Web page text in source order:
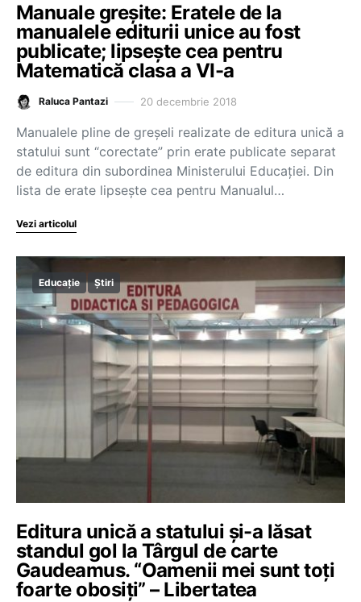
Manuale greșite: Eratele de la
manualele editurii unice au fost
publicate; lipsește cea pentru
Matematică clasa a VI-a
Raluca Pantazi 20 decembrie 2018
Manualele pline de greșeli realizate de editura unică a
statului sunt “corectate” prin erate publicate separat
de editura din subordinea Ministerului Educației. Din
lista de erate lipsește cea pentru Manualul…
Vezi articolul
Educație Știri
Editura unică a statului și-a lăsat
standul gol la Târgul de carte
Gaudeamus. “Oamenii mei sunt toți
foarte obosiți” – Libertatea